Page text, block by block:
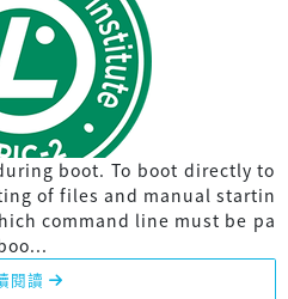
boot. To boot directly to
of files and manual startin
command line must be pa
閱讀